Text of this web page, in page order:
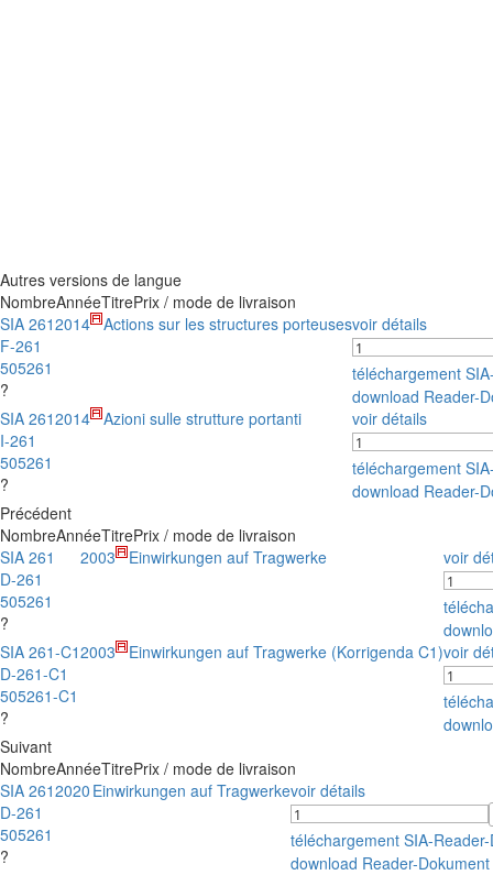
Autres versions de langue
NombreAnnéeTitrePrix / mode de livraison
SIA 261
F-261
505261
?
2014 Actions sur les structures porteusesvoir détails
téléchargement
download Reader-
SIA 261
I-261
505261
?
2014 Azioni sulle strutture portanti voir détails
téléchargement
download Reader-
Précédent
NombreAnnéeTitrePrix / mode de livraison
SIA 261
D-261
505261
?
2003 Einwirkungen auf Tragwerke voir
SIA 261-C1
D-261-C1
505261-C1
?
2003 Einwirkungen auf Tragwerke (Korrigenda C1)voir
Suivant
NombreAnnéeTitrePrix / mode de livraison
SIA 261
D-261
505261
?
2020 Einwirkungen auf Tragwerkevoir détails
téléchargement SIA-
download Reader-